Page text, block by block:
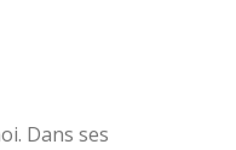
Dans ses